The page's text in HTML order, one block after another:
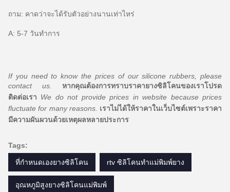
ถาม: คาดว่าจะได้รับตัวอย่างนานเท่าไหร่
A: 5-7 วันทำการ
If you need to know the prices of our silicone rubbers, please
contact us.
หากคุณต้องการทราบราคายางซิลิโคนของเราโปรด
ติดต่อเรา We do not provide prices in website because prices
fluctuate for many reasons. เราไม่ได้ให้ราคาในเว็บไซต์เพราะราคา
มีความผันผวนด้วยเหตุผลหลายประการ
Tags:
ที่กำหนดเองยางซิลิโคน rtv ซิลิโคนทำแม่พิมพ์ยาง
อุณหภูมิสูงยางซิลิโคนแม่พิมพ์